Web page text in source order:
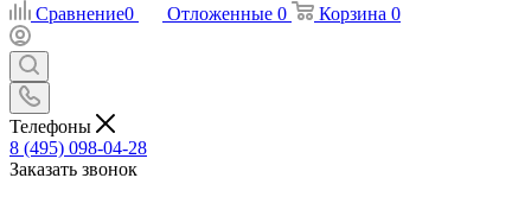
Сравнение0 Отложенные 0 Корзина 0
Телефоны
8 (495) 098-04-28
Заказать звонок